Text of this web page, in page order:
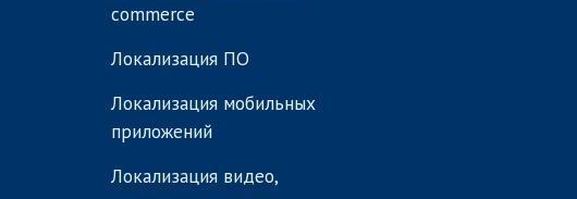
commerce
Локализация ПО
Локализация мобильных
приложений
Локализация видео,